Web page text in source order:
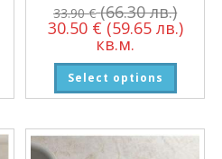
33.90€ (66.30 лв.)
30.50 € (59.65 лв.)
кв.м.
Select options